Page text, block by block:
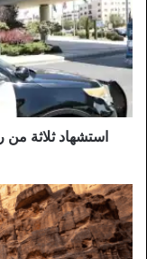
رجال
الأمن
العام
اشتباك
مسلح
استشهاد ثلاثة
تراجع
إيرادات
قطاع
السياحة